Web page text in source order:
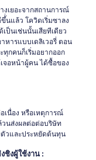
เยอะจากสถานการณ์
นแล้ว โควิดเริ่มซาลง
ป็นเช่นนั้นเสียทีเดียว
หารแบบเดลิเวอรี่ ตอน
ทุกคนก็เริ่มอยากออก
จอหน้าผู้คน ได้ซื้อของ
เนื่อง หรือเหตุการณ์
วนส่งผลต่อต่อบริษัท
ตัวและประหยัดต้นทุน
ชิงผู้ใช้งาน :